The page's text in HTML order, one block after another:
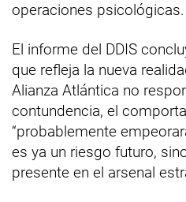
operaciones psicológicas.
El informe del DDIS
que refleja la nueva
Alianza Atlántica no
contundencia, el
“probablemente
es ya un riesgo futuro,
presente en el arsenal